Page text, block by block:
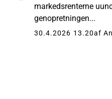
markedsrenterne
genopretningen...
30.4.2026 13.20af